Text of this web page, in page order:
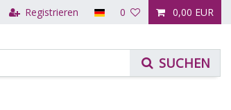
Registrieren 0 0,00 EUR